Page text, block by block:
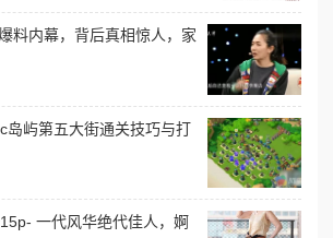
料内幕，背后真相惊人，家
岛屿第五大街通关技巧与打
一代风华绝代佳人，婀